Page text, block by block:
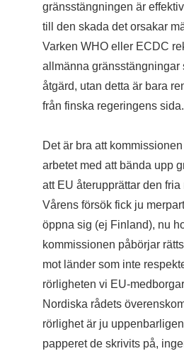
gränsstängningen är
till den skada det orsakar
Varken WHO eller ECDC
allmänna gränsstängningar
åtgärd, utan detta är bara
från finska regeringens sida.
Det är bra att
arbetet med att bända upp
att EU återupprättar den fria
Vårens försök fick ju
öppna sig (ej Finland), nu
kommissionen påbörjar
mot länder som inte
rörligheten vi EU-
Nordiska rådets
rörlighet är ju
papperet de skrivits på,